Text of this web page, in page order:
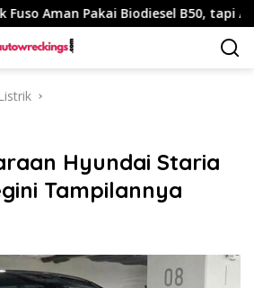
Pakai Biodiesel B50, tapi Ada
Hyundai Staria
Tampilannya